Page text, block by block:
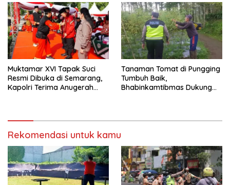
Muktamar XVI Tapak Suci
Resmi Dibuka di Semarang,
Kapolri Terima Anugerah
Tanaman Tomat di Pungging
Tumbuh Baik,
Bhabinkamtibmas Dukung
Rekomendasi untuk kamu